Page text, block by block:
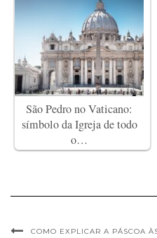
São Pedro no Vaticano:
símbolo da Igreja de todo
o…
COMO EXPLICAR A PÁSCOA